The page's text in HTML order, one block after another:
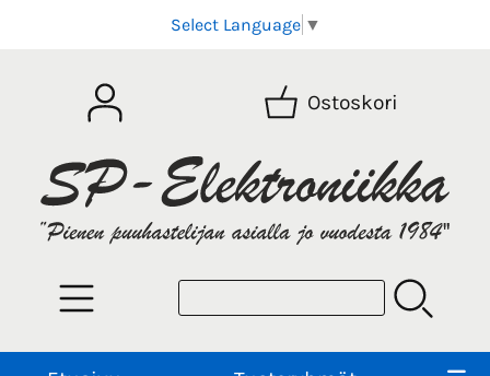
Select Language ▼
Ostoskori